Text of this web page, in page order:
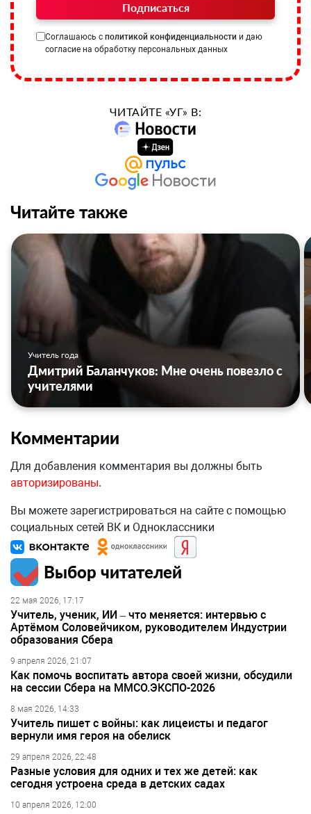
Подписаться
Соглашаюсь с политикой конфиденциальности и даю
согласие на обработку персональных данных
ЧИТАЙТЕ «УГ» В:
Читайте также
Учитель года
Дмитрий Баланчуков: Мне очень повезло с
учителями
Комментарии
Для добавления комментария вы должны быть
авторизированы.
Вы можете зарегистрироваться на сайте с помощью
социальных сетей ВК и Одноклассники
Выбор читателей
22 мая 2026, 17:17
Учитель, ученик, ИИ – что меняется: интервью с
Артёмом Соловейчиком, руководителем Индустрии
образования Сбера
9 апреля 2026, 21:07
Как помочь воспитать автора своей жизни, обсудили
на сессии Сбера на ММСО.ЭКСПО-2026
8 мая 2026, 14:33
Учитель пишет с войны: как лицеисты и педагог
вернули имя героя на обелиск
29 апреля 2026, 22:48
Разные условия для одних и тех же детей: как
сегодня устроена среда в детских садах
10 апреля 2026, 12:00